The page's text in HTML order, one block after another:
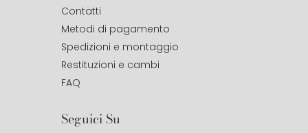
Contatti
Metodi di pagamento
Spedizioni e montaggio
Restituzioni e cambi
FAQ
Seguici Su